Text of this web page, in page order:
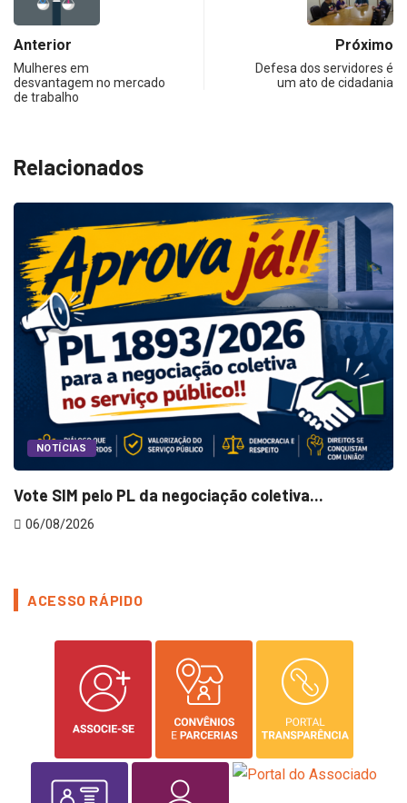
Anterior
Mulheres em
desvantagem no mercado
de trabalho
Próximo
Defesa dos servidores é
um ato de cidadania
Relacionados
NOTÍCIAS
Vote SIM pelo PL da negociação coletiva...
06/08/2026
ACESSO RÁPIDO